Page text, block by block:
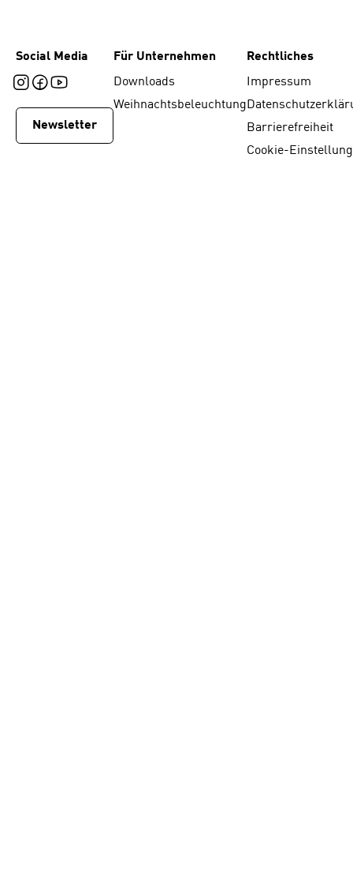
Social Media
Newsletter
Für Unternehmen
Downloads
Weihnachtsbeleuchtung
Rechtliches
Impressum
Barrierefreiheit
Cookie-